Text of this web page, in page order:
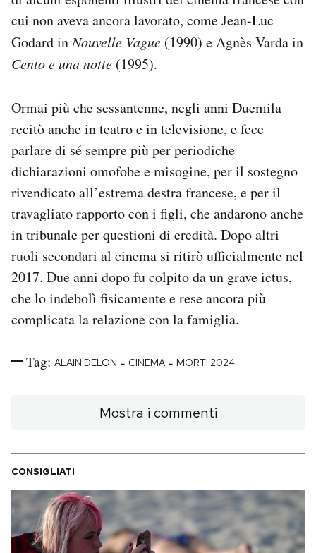
cui non aveva ancora lavorato, come Jean-Luc
Godard inNouvelle Vague (1990) e Agnès Varda in
Cento e una notte (1995).
Ormai più che sessantenne, negli anni Duemila
recitò anche in teatro e in televisione, e fece
parlare di sé sempre più per periodiche
dichiarazioni omofobe e misogine, per il sostegno
rivendicato all’estrema destra francese, e per il
travagliato rapporto con i figli, che andarono anche
in tribunale per questioni di eredità. Dopo altri
ruoli secondari al cinema si ritirò ufficialmente nel
2017. Due anni dopo fu colpito da un grave ictus,
che lo indebolì fisicamente e rese ancora più
complicata la relazione con la famiglia.
Tag: ALAIN DELON - CINEMA - MORTI 2024
Mostra i commenti
CONSIGLIATI